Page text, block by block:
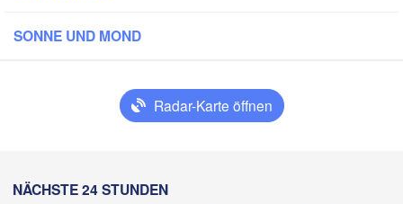
SONNE UND MOND
Radar-Karte öffnen
NÄCHSTE 24 STUNDEN
Poza Rica
Oaxaca de Juárez
Ciudad del Carmen
Veracruz
La Esmeralda